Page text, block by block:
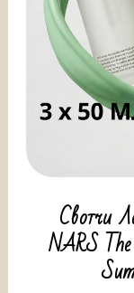
Свотчи
NARS